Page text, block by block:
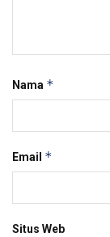
Nama *
Email *
Situs Web